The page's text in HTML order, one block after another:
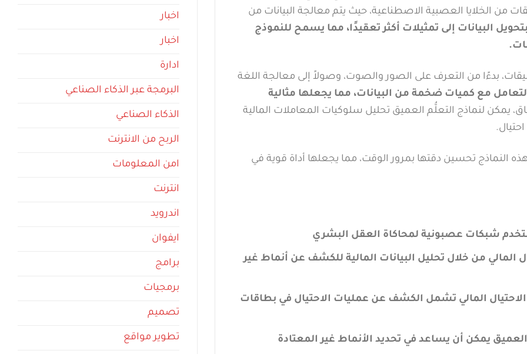
من الخلايا العصبية الاصطناعية، حيث يتم معالجة البيانات من
البيانات إلى تمثيلات أكثر تعقيدًا، مما يسمح للنموذج
بدءًا من التعرف على الصور والصوت، وصولاً إلى معالجة اللغة
مع كميات ضخمة من البيانات، مما يجعلها مثالية
يمكن لنماذج التعلُّم العميق تحليل سلوكيات المعاملات المالية
النماذج تحسين دقتها بمرور الوقت، مما يجعلها أداة قوية في
شبكات عصبونية لمحاكاة العقل البشري
المالي من خلال تحليل البيانات المالية للكشف عن أنماط غير
المالي تشمل الكشف عن عمليات الاحتيال في بطاقات
العميق يمكن أن يساعد في تحديد الأنماط غير المعتادة
اخبار
اخبار
ادارة
البرمجة عبر الذكاء الصناعي
الذكاء الصناعي
الربح من الانترنت
امن المعلومات
انترنت
اندرويد
ايفوان
برامج
برمجيات
تصميم
تطوير مواقع